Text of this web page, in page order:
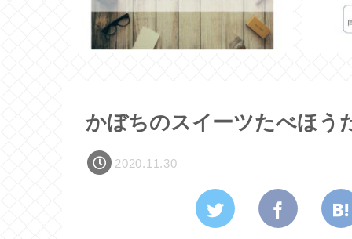
かぼちのスイーツたべほう
2020.11.30